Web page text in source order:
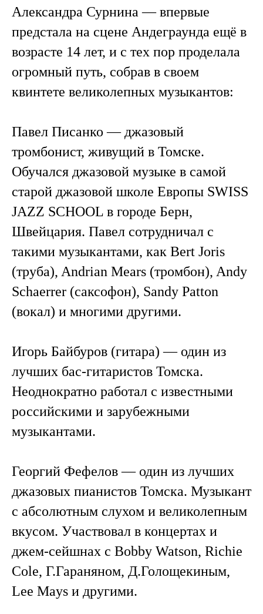
Александра Сурнина — впервые
предстала на сцене Андеграунда ещё в
возрасте 14 лет, и с тех пор проделала
огромный путь, собрав в своем
квинтете великолепных музыкантов:
Павел Писанко — джазовый
тромбонист, живущий в Томске.
Обучался джазовой музыке в самой
старой джазовой школе Европы SWISS
JAZZ SCHOOL в городе Берн,
Швейцария. Павел сотрудничал с
такими музыкантами, как Bert Joris
(труба), Andrian Mears (тромбон), Andy
Schaerrer (саксофон), Sandy Patton
(вокал) и многими другими.
Игорь Байбуров (гитара) — один из
лучших бас-гитаристов Томска.
Неоднократно работал с известными
российскими и зарубежными
музыкантами.
Георгий Фефелов — один из лучших
джазовых пианистов Томска. Музыкант
с абсолютным слухом и великолепным
вкусом. Участвовал в концертах и
джем-сейшнах с Bobby Watson, Richie
Cole, Г.Гараняном, Д.Голощекиным,
Lee Mays и другими.